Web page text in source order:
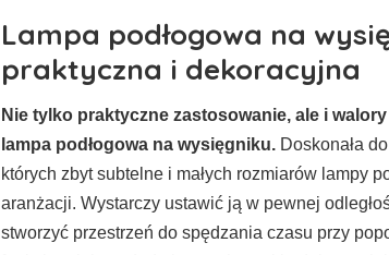
Lampa podłogowa na
praktyczna i dekoracyjna
Nie tylko praktyczne zastosowanie, ale i
lampa podłogowa na wysięgniku. Doskonała
których zbyt subtelne i małych rozmiarów lampy
aranżacji. Wystarczy ustawić ją w pewnej
stworzyć przestrzeń do spędzania czasu przy